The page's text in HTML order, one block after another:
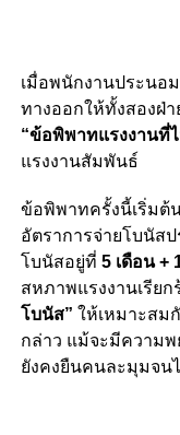
เมื่อพนักงานประนอ
ทางออกให้ทั้งสองฝ่
“ข้อพิพาทแรงงานที่
แรงงานสัมพันธ์
ข้อพิพาทครั้งนี้เริ่มต้
อัตราการจ่ายโบนัสป
โบนัสอยู่ที่ 5 เดือน +
สหภาพแรงงานเรีย
โบนัส” ให้เหมาะสม
กล่าว แม้จะมีความพ
ยังคงยืนคนละมุมจน